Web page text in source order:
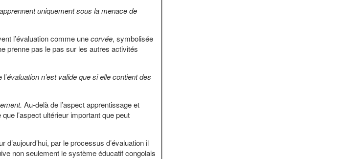
uniquement sous la menace de
l’évaluation comme unecorvée, symbolisée
prenne pas le pas sur les autres activités
évaluation n’est valide que si elle contient des
Au-delà de l’aspect apprentissage et
l’aspect ultérieur important que peut
par le processus d’évaluation il
non seulement le système éducatif congolais